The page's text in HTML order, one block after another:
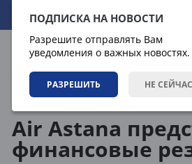
ПОДПИСКА НА НОВОСТИ
Разрешите отправлять Вам
уведомления о важных новостях.
РАЗРЕШИТЬ НЕ СЕЙЧАС
08.08.2026 02:06:12
Air Astana
финансовые